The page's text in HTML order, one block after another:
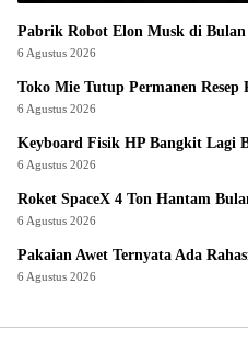
Pabrik Robot Elon Musk di
6 Agustus 2026
Toko Mie Tutup Permanen Resep
6 Agustus 2026
Keyboard Fisik HP Bangkit Lagi
6 Agustus 2026
Roket SpaceX 4 Ton Hantam
6 Agustus 2026
Pakaian Awet Ternyata Ada
6 Agustus 2026